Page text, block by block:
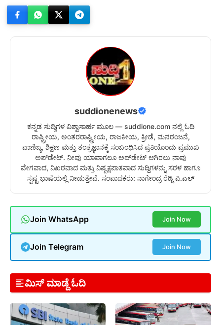
suddionenews
ಕನ್ನಡ ಸುದ್ದಿಗಳ ವಿಶ್ವಾಸಾರ್ಹ ಮೂಲ — suddione.com ನಲ್ಲಿ ಓದಿ
ರಾಷ್ಟ್ರೀಯ, ಅಂತರರಾಷ್ಟ್ರೀಯ, ರಾಜಕೀಯ, ಕ್ರೀಡೆ, ಮನರಂಜನೆ,
ವಾಣಿಜ್ಯ, ಶಿಕ್ಷಣ ಮತ್ತು ತಂತ್ರಜ್ಞಾನಕ್ಕೆ ಸಂಬಂಧಿಸಿದ ಪ್ರತಿಯೊಂದು ಪ್ರಮುಖ
ಅಪ್‌ಡೇಟ್. ನೀವು ಯಾವಾಗಲೂ ಅಪ್‌ಡೇಟ್ ಆಗಿರಲು ನಾವು
ವೇಗವಾದ, ನಿಖರವಾದ ಮತ್ತು ನಿಷ್ಪಕ್ಷಪಾತವಾದ ಸುದ್ದಿಗಳನ್ನು ಸರಳ ಹಾಗೂ
ಸ್ಪಷ್ಟ ಭಾಷೆಯಲ್ಲಿ ನೀಡುತ್ತೇವೆ. ಸಂಪಾದಕರು: ನಾಗೇಂದ್ರ ರೆಡ್ಡಿ ಪಿ.ಎಲ್
Join WhatsApp Join Now
Join Telegram Join Now
ಮಿಸ್ ಮಾಡ್ದೆ ಓದಿ